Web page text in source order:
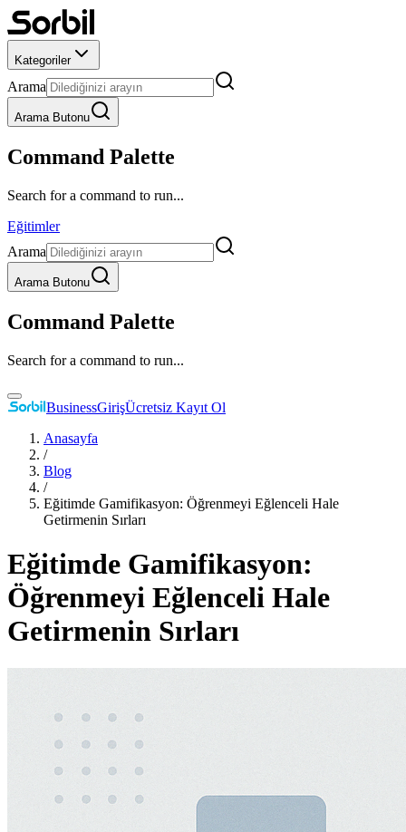
Kategoriler
Arama
Arama Butonu
Command Palette
Search for a command to run...
Eğitimler
Arama
Arama Butonu
Command Palette
Search for a command to run...
BusinessGirişÜcretsiz Kayıt Ol
Anasayfa
/
Blog
/
Eğitimde Gamifikasyon: Öğrenmeyi Eğlenceli Hale
Getirmenin Sırları
Eğitimde Gamifikasyon:
Öğrenmeyi Eğlenceli Hale
Getirmenin Sırları